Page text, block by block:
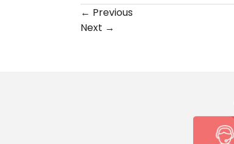
← Previous
Next →